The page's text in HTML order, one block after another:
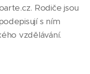
Rodiče jsou
s ním
vzdělávání.